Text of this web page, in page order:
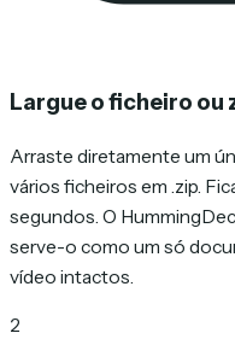
Largue o ficheiro ou
Arraste diretamente um
vários ficheiros em .zip.
segundos. O
serve-o como um só
vídeo intactos.
2